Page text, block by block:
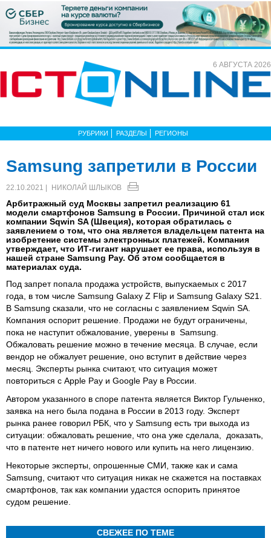
6 АВГУСТА 2026
РУБРИКИ РАЗДЕЛЫ РЕГИОНЫ
Samsung запретили в России
22.10.2021 | НИКОЛАЙ ШЛЫКОВ
Арбитражный суд Москвы запретил реализацию 61
модели смартфонов Samsung в России. Причиной стал иск
компании Sqwin SA (Швеция), которая обратилась с
заявлением о том, что она является владельцем патента на
изобретение системы электронных платежей. Компания
утверждает, что ИТ-гигант нарушает ее права, используя в
нашей стране Samsung Pay. Об этом сообщается в
материалах суда.
Под запрет попала продажа устройств, выпускаемых с 2017
года, в том числе Samsung Galaxy Z Flip и Samsung Galaxy S21.
В Samsung сказали, что не согласны с заявлением Sqwin SA.
Компания оспорит решение. Продажи не будут ограничены,
пока не наступит обжалование, уверены в Samsung.
Обжаловать решение можно в течение месяца. В случае, если
вендор не обжалует решение, оно вступит в действие через
месяц. Эксперты рынка считают, что ситуация может
повториться с Apple Pay и Google Pay в России.
Автором указанного в споре патента является Виктор Гульченко,
заявка на него была подана в России в 2013 году. Эксперт
рынка ранее говорил РБК, что у Samsung есть три выхода из
ситуации: обжаловать решение, что она уже сделала, доказать,
что в патенте нет ничего нового или купить на него лицензию.
Некоторые эксперты, опрошенные СМИ, также как и сама
Samsung, считают что ситуация никак не скажется на поставках
смартфонов, так как компании удастся оспорить принятое
судом решение.
СВЕЖЕЕ ПО ТЕМЕ